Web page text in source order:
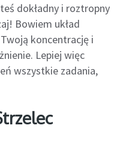
dokładny i roztropny
Bowiem układ
koncentrację i
Lepiej więc
wszystkie zadania,